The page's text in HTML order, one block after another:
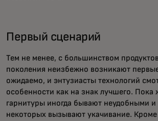
Первый сценарий
Тем не менее, с большинством
поколения неизбежно возникают
ожидаемо, и энтузиасты технологий
особенности как на знак лучшего.
гарнитуры иногда бывают неудобными
некоторых вызывают укачивание. Кроме